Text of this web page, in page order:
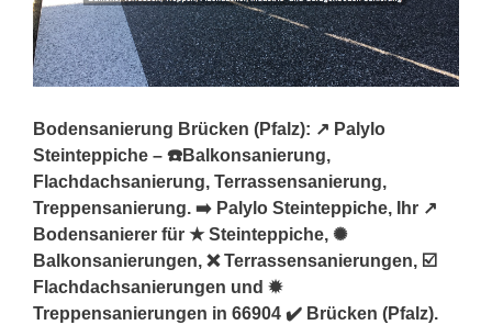
Bodensanierung Brücken (Pfalz): ↗️ Palylo
Steinteppiche – ☎️Balkonsanierung,
Flachdachsanierung, Terrassensanierung,
Treppensanierung. ➡️ Palylo Steinteppiche, Ihr ↗️
Bodensanierer für ★ Steinteppiche, ✺
Balkonsanierungen, ❌ Terrassensanierungen, ☑️
Flachdachsanierungen und ✹
Treppensanierungen in 66904 ✔️ Brücken (Pfalz).